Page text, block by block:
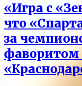
«Игра с
что
за
фаворитом